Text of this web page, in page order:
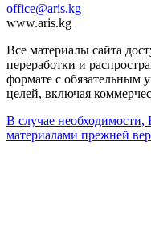
office@aris.kg
www.aris.kg
Все материалы сайта
переработки и
формате с обязательным
целей, включая
В случае необходимости,
материалами прежней